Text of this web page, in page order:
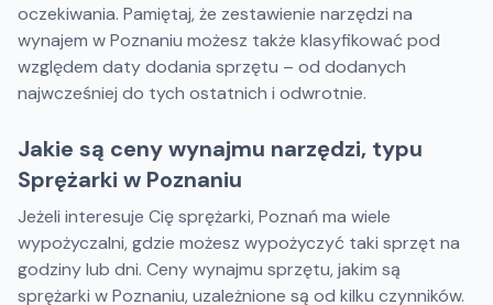
oczekiwania. Pamiętaj, że zestawienie narzędzi na
wynajem w Poznaniu możesz także klasyfikować pod
względem daty dodania sprzętu – od dodanych
najwcześniej do tych ostatnich i odwrotnie.
Jakie są ceny wynajmu narzędzi, typu
Sprężarki w Poznaniu
Jeżeli interesuje Cię sprężarki, Poznań ma wiele
wypożyczalni, gdzie możesz wypożyczyć taki sprzęt na
godziny lub dni. Ceny wynajmu sprzętu, jakim są
sprężarki w Poznaniu, uzależnione są od kilku czynników.